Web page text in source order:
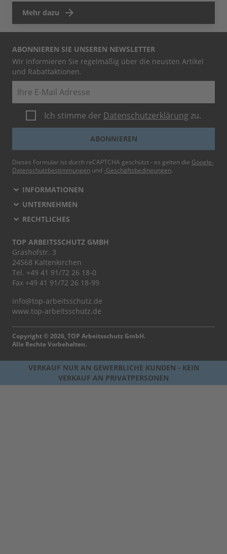
Mehr dazu
ABONNIEREN SIE UNSEREN NEWSLETTER
Wir informieren Sie regelmäßig über die neusten Artikel
und Rabattaktionen.
Ich stimme der Datenschutzerklärung zu.
ABONNIEREN
Dieses Formular ist durch reCAPTCHA geschützt - es gelten die Google-
Datenschutzbestimmungen und -Geschäftsbedingungen.
INFORMATIONEN
UNTERNEHMEN
RECHTLICHES
TOP ARBEITSSCHUTZ GMBH
Grashofstr. 3
24568 Kaltenkirchen
Tel. +49 41 91/72 26 18-0
Fax +49 41 91/72 26 18-99
info@top-arbeitsschutz.de
www.top-arbeitsschutz.de
Copyright © 2026, TOP Arbeitsschutz GmbH.
Alle Rechte Vorbehalten.
VERKAUF NUR AN GEWERBLICHE KUNDEN - KEIN
VERKAUF AN PRIVATPERSONEN